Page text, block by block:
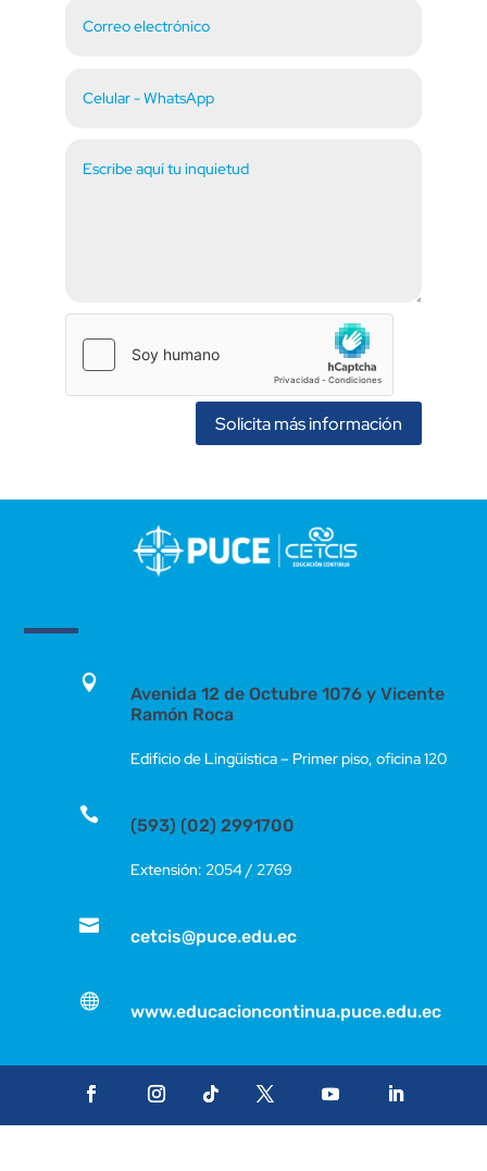
Solicita más información

Avenida 12 de Octubre 1076 y Vicente
Ramón Roca
Edificio de Lingüística – Primer piso, oficina 120

(593) (02) 2991700
Extensión: 2054 / 2769

cetcis@puce.edu.ec

www.educacioncontinua.puce.edu.ec